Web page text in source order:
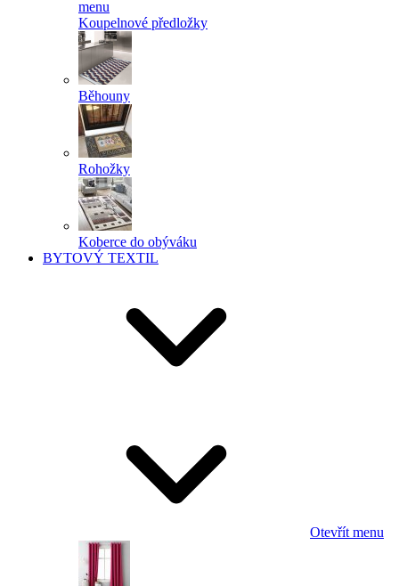
menu
Koupelnové předložky
Běhouny
Rohožky
Koberce do obýváku
BYTOVÝ TEXTIL
Otevřít menu